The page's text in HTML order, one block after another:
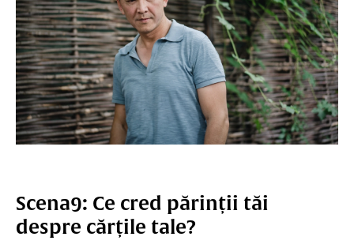
Scena9: Ce cred părinții tăi
despre cărțile tale?